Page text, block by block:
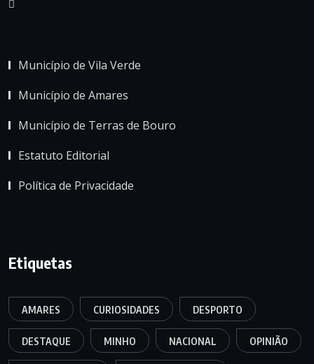
Município de Vila Verde
Município de Amares
Município de Terras de Bouro
Estatuto Editorial
Política de Privacidade
Etiquetas
AMARES CURIOSIDADES DESPORTO
DESTAQUE MINHO NACIONAL OPINIÃO